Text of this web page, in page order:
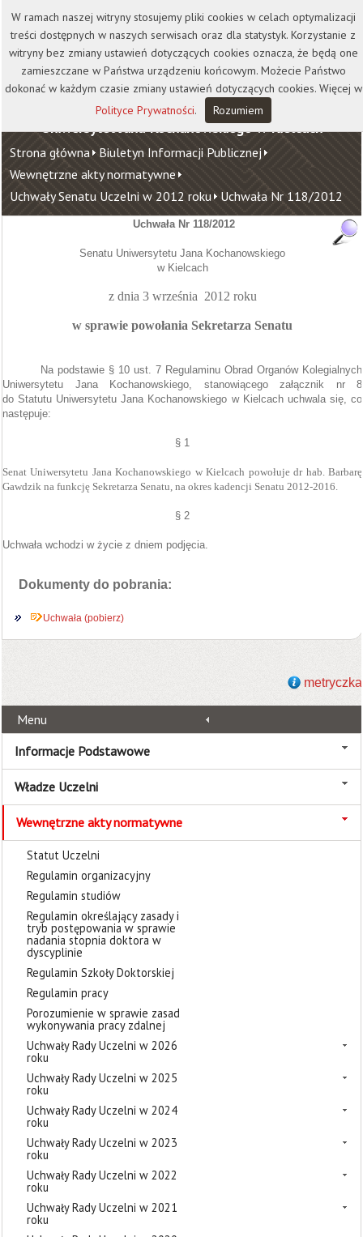
Kontakt Biblioteka
Wydawnictwo
Wirtualna Uczelnia
Uniwersytet Jana Kochanowskiego w Kielcach
Strona główna Biuletyn Informacji Publicznej
Wewnętrzne akty normatywne
Uchwały Senatu Uczelni w 2012 roku Uchwała Nr 118/2012
Uchwała Nr 118/2012
Senatu Uniwersytetu Jana Kochanowskiego
w Kielcach
z dnia 3 września 2012 roku
w sprawie powołania Sekretarza Senatu
Na podstawie § 10 ust. 7 Regulaminu Obrad Organów Kolegialnych
Uniwersytetu Jana Kochanowskiego, stanowiącego załącznik nr 8
do Statutu Uniwersytetu Jana Kochanowskiego w Kielcach uchwala się, co
następuje:
§ 1
Senat Uniwersytetu Jana Kochanowskiego w Kielcach powołuje dr hab. Barbarę
Gawdzik na funkcję Sekretarza Senatu, na okres kadencji Senatu 2012-2016.
§ 2
Uchwała wchodzi w życie z dniem podjęcia.
Dokumenty do pobrania:
Uchwała (pobierz)
metryczka
Menu
Informacje Podstawowe
Władze Uczelni
Wewnętrzne akty normatywne
Statut Uczelni
Regulamin organizacyjny
Regulamin studiów
Regulamin określający zasady i
tryb postępowania w sprawie
nadania stopnia doktora w
dyscyplinie
Regulamin Szkoły Doktorskiej
Regulamin pracy
Porozumienie w sprawie zasad
wykonywania pracy zdalnej
Uchwały Rady Uczelni w 2026
roku
Uchwały Rady Uczelni w 2025
roku
Uchwały Rady Uczelni w 2024
roku
Uchwały Rady Uczelni w 2023
roku
Uchwały Rady Uczelni w 2022
roku
Uchwały Rady Uczelni w 2021
roku
W ramach naszej witryny stosujemy pliki cookies w celach optymalizacji
treści dostępnych w naszych serwisach oraz dla statystyk. Korzystanie z
witryny bez zmiany ustawień dotyczących cookies oznacza, że będą one
zamieszczane w Państwa urządzeniu końcowym. Możecie Państwo
dokonać w każdym czasie zmiany ustawień dotyczących cookies. Więcej w
Polityce Prywatności. Rozumiem